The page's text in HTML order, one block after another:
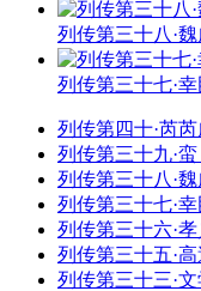
列传第三十八·
列传第三十七·
列传第四十·芮
列传第三十九·
列传第三十八·
列传第三十七·
列传第三十六·
列传第三十五·
列传第三十三·